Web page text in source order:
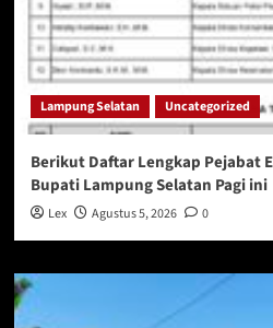
Lampung Selatan Uncategorized
Berikut Daftar Lengkap Pejabat
Bupati Lampung Selatan Pagi ini
Lex Agustus 5, 2026 0